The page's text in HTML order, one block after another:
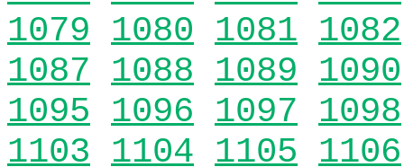
1079 1080 1081 1082
1087 1088 1089 1090
1095 1096 1097 1098
1103 1104 1105 1106